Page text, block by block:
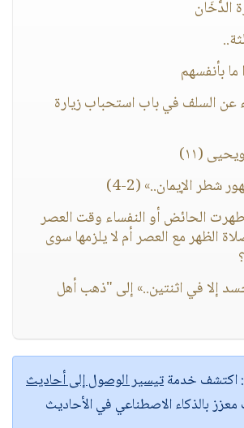
الدُّخَان
بأنفسهم
السلف في باب استحباب زيارة
(١١)
شطر الإيمان..» (2-4)
طهرت الحائض أو النفساء وقت العصر
الظهر مع العصر أم لا يلزمها سوى
إلا في اثنتين..» إلى "ذهب أهل
اكتشف خدمةتيسير الوصول إلى أحاديث
بالذكاء الاصطناعي في الأحاديث